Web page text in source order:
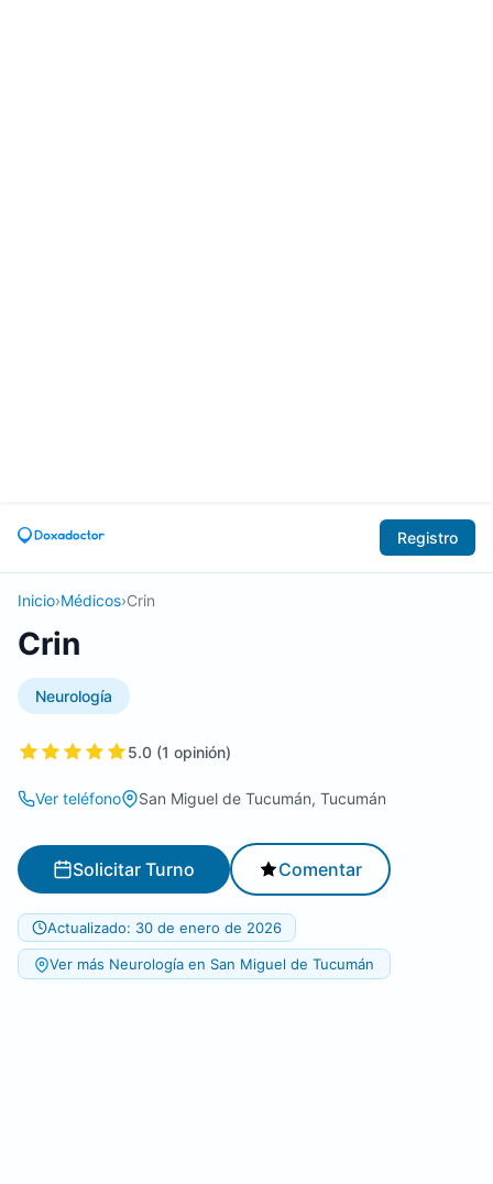
Registro
Inicio›Médicos›Crin
Crin
Neurología
5.0 (1 opinión)
Ver teléfono San Miguel de Tucumán, Tucumán
Solicitar Turno Comentar
Actualizado: 30 de enero de 2026
Ver más Neurología en San Miguel de Tucumán